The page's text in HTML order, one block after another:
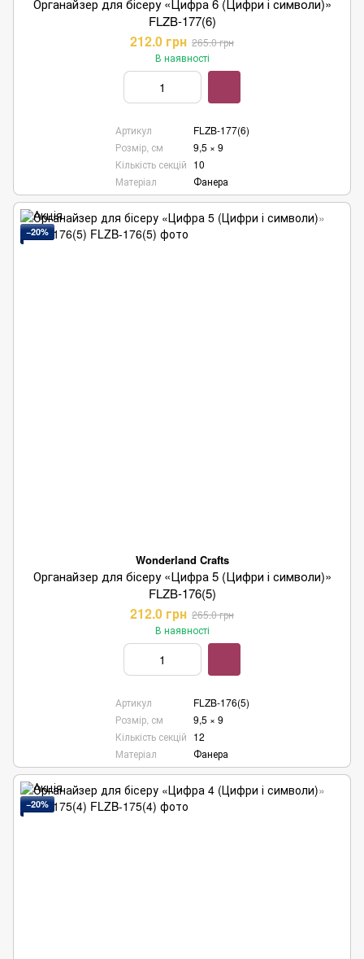
Органайзер для бісеру «Цифра 6 (Цифри і символи)»
FLZB-177(6)
212.0 грн 265.0 грн
В наявності
Артикул
FLZB-177(6)
Розмір, см
9,5 × 9
Кількість секцій 10
Матеріал
Фанера
−20%
Wonderland Crafts
Органайзер для бісеру «Цифра 5 (Цифри і символи)»
FLZB-176(5)
212.0 грн 265.0 грн
В наявності
Артикул
FLZB-176(5)
Розмір, см
9,5 × 9
Кількість секцій 12
Матеріал
Фанера
−20%